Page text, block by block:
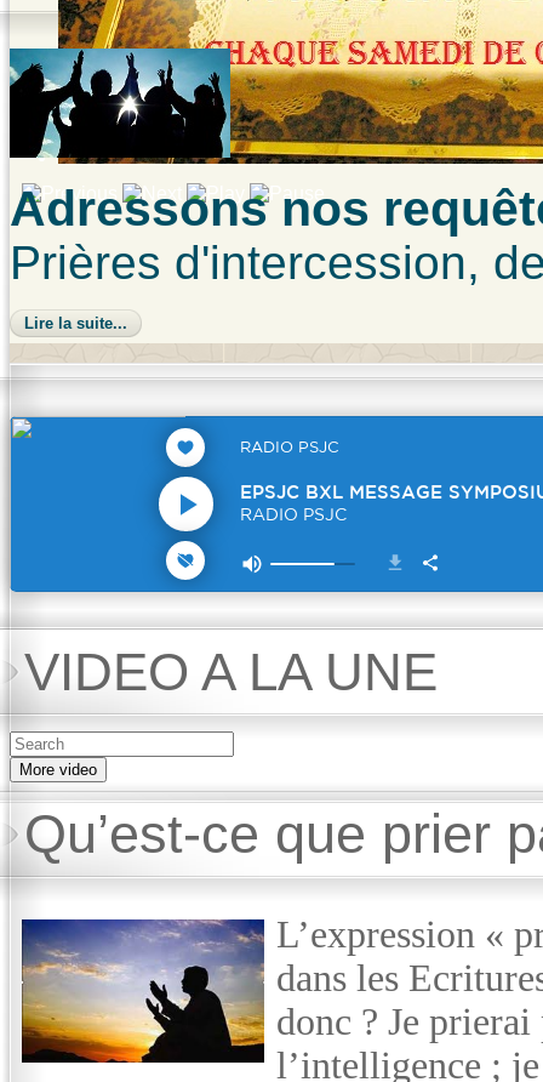
Adressons nos
Prières d'intercession,
Lire la suite...
VIDEO A LA UNE
More video
Qu’est-ce que prier
L’expression «
dans les
donc ? Je
l’intelligence ;